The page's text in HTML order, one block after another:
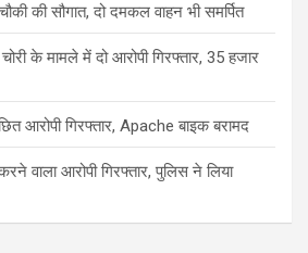
की सौगात, दो दमकल वाहन भी समर्पित
के मामले में दो आरोपी गिरफ्तार, 35 हजार
आरोपी गिरफ्तार, Apache बाइक बरामद
वाला आरोपी गिरफ्तार, पुलिस ने लिया